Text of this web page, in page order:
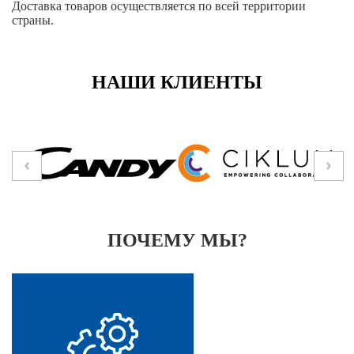
Доставка товаров осуществляется по всей территории
страны.
НАШИ КЛИЕНТЫ
ПОЧЕМУ МЫ?